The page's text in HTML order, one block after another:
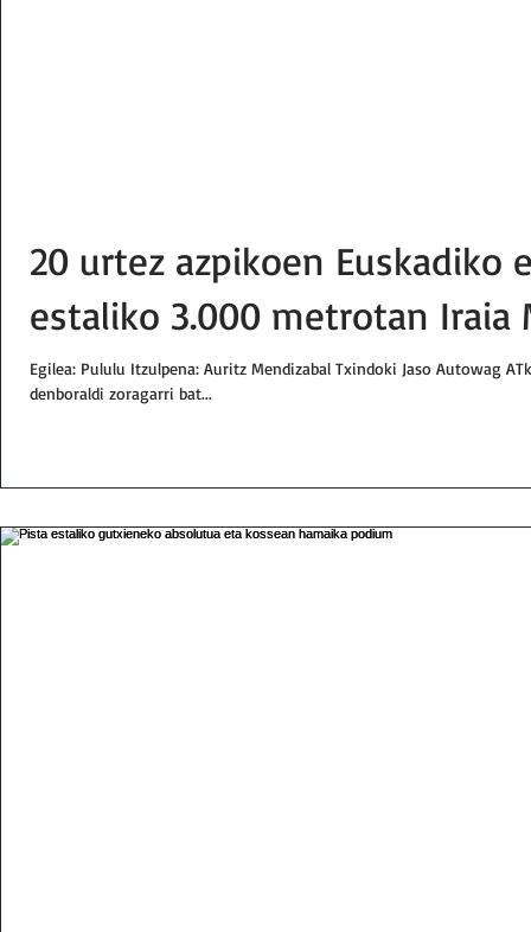
20 urtez azpikoen Euskadiko
estaliko 3.000 metrotan Iraia
Egilea: Pululu Itzulpena: Auritz Mendizabal Txindoki Jaso Autowag
denboraldi zoragarri bat...